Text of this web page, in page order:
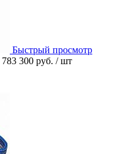
Быстрый просмотр
783 300 руб. / шт